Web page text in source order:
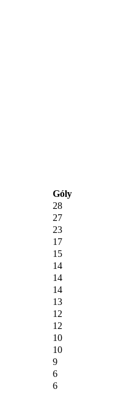
Góly
28
27
23
17
15
14
14
14
13
12
12
10
10
9
6
6